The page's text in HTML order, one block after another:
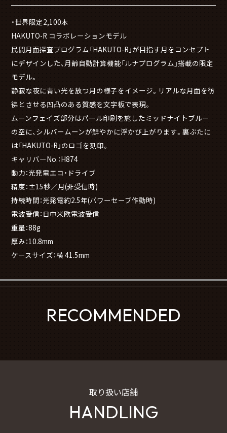
・世界限定2,100本
HAKUTO-R コラボレーションモデル
民間月面探査プログラム「HAKUTO-R」が目指す月をコンセプト
にデザインした、月齢自動計算機能「ルナプログラム」搭載の限定
モデル。
静寂な夜に青い光を放つ月の様子をイメージ。リアルな月面を彷
彿とさせる凹凸のある質感を文字板で表現。
ムーンフェイズ部分はパール印刷を施したミッドナイトブルー
の空に、シルバームーンが鮮やかに浮かび上がります。裏ぶたに
は「HAKUTO-R」のロゴを刻印。
キャリバーNo.：H874
動力：光発電エコ・ドライブ
精度：±15秒／月(非受信時)
持続時間：光発電約2.5年(パワーセーブ作動時)
電波受信：日中米欧電波受信
重量：88g
厚み：10.8mm
ケースサイズ：横 41.5mm
RECOMMENDED
取り扱い店舗
HANDLING